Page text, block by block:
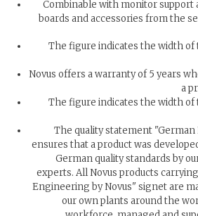
Combinable with monitor support
boards and accessories from the
The figure indicates the width of
Novus offers a warranty of 5 years
a
The figure indicates the width of
The quality statement
ensures that a product was
German quality standards by
experts. All Novus products
Engineering by Novus" signet are
our own plants around the